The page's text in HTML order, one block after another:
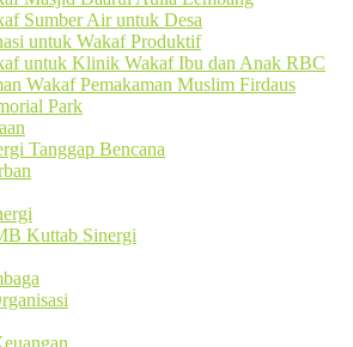
Sumber Air untuk Desa
untuk Wakaf Produktif
untuk Klinik Wakaf Ibu dan Anak RBC
Wakaf Pemakaman Muslim Firdaus
Park
Tanggap Bencana
Kuttab Sinergi